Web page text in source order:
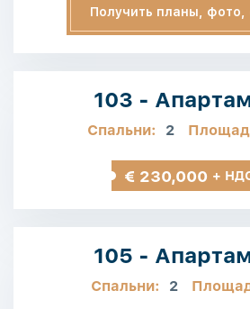
Получить планы, фото,
103 -
Спальни: 2
€ 230,000 +
105 -
Спальни: 2